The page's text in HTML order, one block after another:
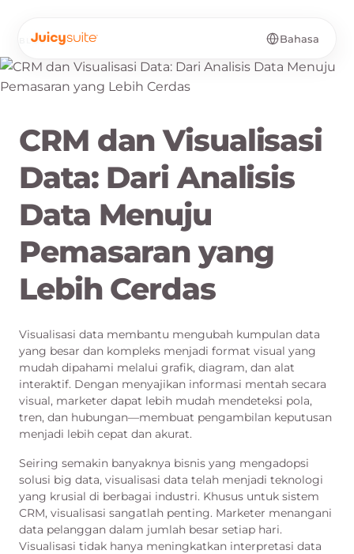
Bahasa
BLOG·ID
CRM dan Visualisasi
Data: Dari Analisis
Data Menuju
Pemasaran yang
Lebih Cerdas
Visualisasi data membantu mengubah kumpulan data
yang besar dan kompleks menjadi format visual yang
mudah dipahami melalui grafik, diagram, dan alat
interaktif. Dengan menyajikan informasi mentah secara
visual, marketer dapat lebih mudah mendeteksi pola,
tren, dan hubungan—membuat pengambilan keputusan
menjadi lebih cepat dan akurat.
Seiring semakin banyaknya bisnis yang mengadopsi
solusi big data, visualisasi data telah menjadi teknologi
yang krusial di berbagai industri. Khusus untuk sistem
CRM, visualisasi sangatlah penting. Marketer menangani
data pelanggan dalam jumlah besar setiap hari.
Visualisasi tidak hanya meningkatkan interpretasi data